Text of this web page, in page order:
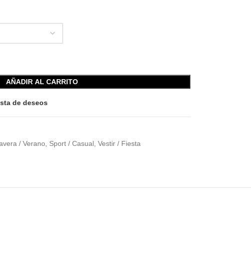
AÑADIR AL CARRITO
de deseos
/ Verano Sport / Casual, Vestir / Fiesta